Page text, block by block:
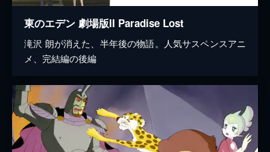
東のエデン 劇場版II Paradise Lost
滝沢 朗が消えた、半年後の物語。人気サスペンスアニ
メ、完結編の後編